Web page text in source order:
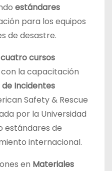
estándares
para los equipos
de desastre.
cuatro cursos
con la capacitación
Incidentes
Safety & Rescue
por la Universidad
estándares de
internacional.
en Materiales